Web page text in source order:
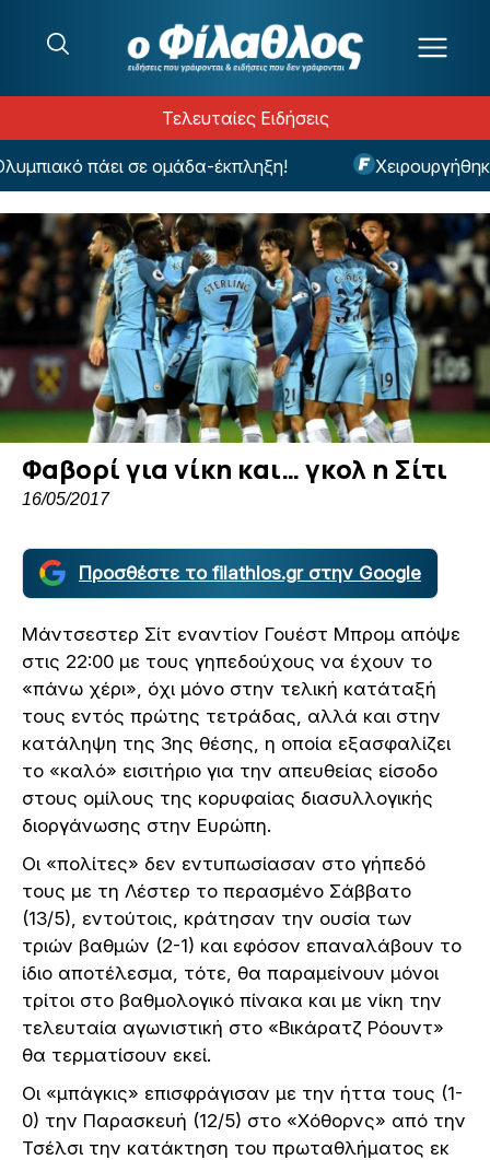
Τελευταίες Ειδήσεις
πάει σε ομάδα-έκπληξη! Χειρουργήθηκε
Φαβορί για νίκη και… γκολ η Σίτι
16/05/2017
Προσθέστε το filathlos.gr στην Google
Μάντσεστερ Σίτ εναντίον Γουέστ Μπρομ απόψε
στις 22:00 με τους γηπεδούχους να έχουν το
«πάνω χέρι», όχι μόνο στην τελική κατάταξή
τους εντός πρώτης τετράδας, αλλά και στην
κατάληψη της 3ης θέσης, η οποία εξασφαλίζει
το «καλό» εισιτήριο για την απευθείας είσοδο
στους ομίλους της κορυφαίας διασυλλογικής
διοργάνωσης στην Ευρώπη.
Οι «πολίτες» δεν εντυπωσίασαν στο γήπεδό
τους με τη Λέστερ το περασμένο Σάββατο
(13/5), εντούτοις, κράτησαν την ουσία των
τριών βαθμών (2-1) και εφόσον επαναλάβουν το
ίδιο αποτέλεσμα, τότε, θα παραμείνουν μόνοι
τρίτοι στο βαθμολογικό πίνακα και με νίκη την
τελευταία αγωνιστική στο «Βικάρατζ Ρόουντ»
θα τερματίσουν εκεί.
Οι «μπάγκις» επισφράγισαν με την ήττα τους (1-
0) την Παρασκευή (12/5) στο «Χόθορνς» από την
Τσέλσι την κατάκτηση του πρωταθλήματος εκ